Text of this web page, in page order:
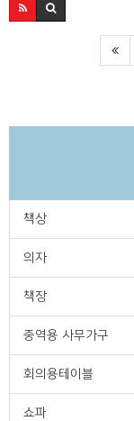
책상
의자
책장
중역용 사무가구
회의용테이블
쇼파